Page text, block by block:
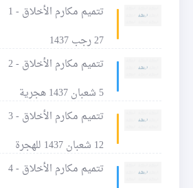
تتميم مكارم الأخلاق - 1
27 رجب 1437
تتميم مكارم الأخلاق - 2
5 شعبان 1437 هجرية
تتميم مكارم الأخلاق - 3
12 شعبان 1437 للهجرة
تتميم مكارم الأخلاق - 4